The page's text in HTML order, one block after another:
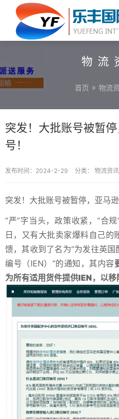
物流
首页 » 物流
突发！大批账号被暂
号！
发布时间：2024-2-29 分类： 物流资讯
突发！大批账号被暂停，亚马逊
“严”字当头，政策收紧，“合
日，又有大批卖家爆料自己的
馈，其收到了名为“为发往英
编号（IEN）”的通知，其内容
为所有适用货件提供IEN，以移